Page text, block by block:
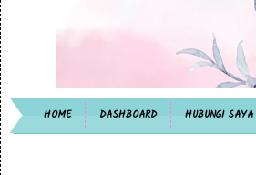
HOME DASHBOARD HUBUNGI SAYA